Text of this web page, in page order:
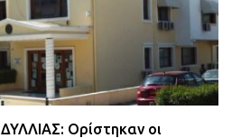
Ορίστηκαν οι